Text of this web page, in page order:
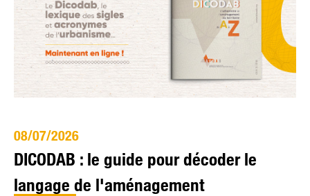
08/07/2026
DICODAB : le guide pour décoder le
langage de l'aménagement